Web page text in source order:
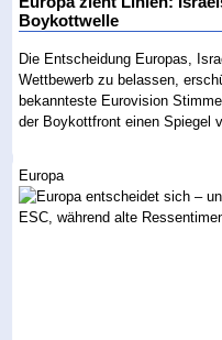
Boykottwelle
Die Entscheidung Europas,
Wettbewerb zu belassen,
bekannteste Eurovision
der Boykottfront einen Spiegel
Europa